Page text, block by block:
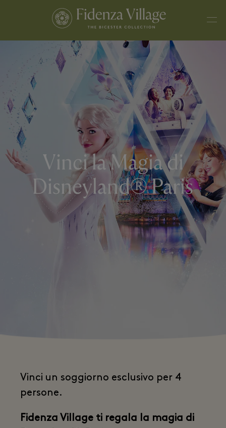
Vinci la Magia di
Disneyland® Paris
Vinci un soggiorno esclusivo per 4
persone.
Fidenza Village ti regala la magia di